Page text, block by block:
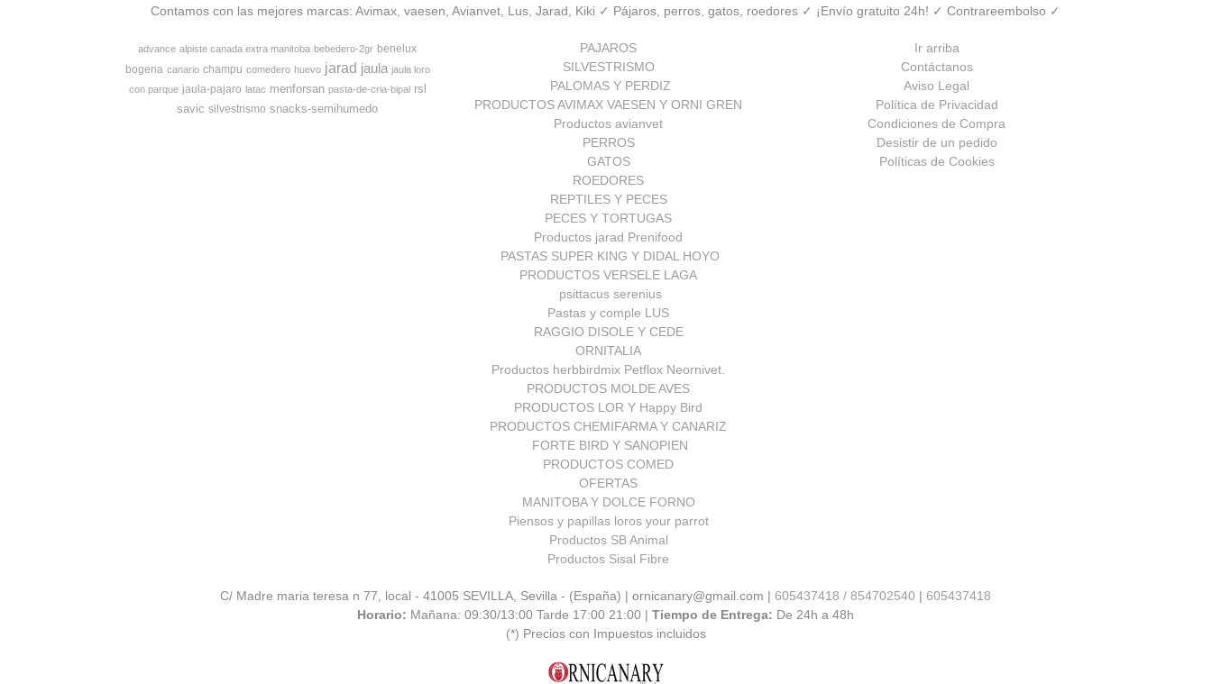
Contamos con las mejores marcas: Avimax, vaesen, Avianvet, Lus, Jarad, Kiki ✓ Pájaros, perros, gatos, roedores ✓ ¡Envío gratuito 24h! ✓ Contrareembolso ✓
advance alpiste canada extra manitoba bebedero-2gr benelux
bogena canario champu comedero huevo jarad jaula jaula loro
con parque jaula-pajaro latac menforsan pasta-de-cria-bipal rsl
savic silvestrismo snacks-semihumedo
PAJAROS
SILVESTRISMO
PALOMAS Y PERDIZ
PRODUCTOS AVIMAX VAESEN Y ORNI GREN
Productos avianvet
PERROS
GATOS
ROEDORES
REPTILES Y PECES
PECES Y TORTUGAS
Productos jarad Prenifood
PASTAS SUPER KING Y DIDAL HOYO
PRODUCTOS VERSELE LAGA
psittacus serenius
Pastas y comple LUS
RAGGIO DISOLE Y CEDE
ORNITALIA
Productos herbbirdmix Petflox Neornivet.
PRODUCTOS MOLDE AVES
PRODUCTOS LOR Y Happy Bird
PRODUCTOS CHEMIFARMA Y CANARIZ
FORTE BIRD Y SANOPIEN
PRODUCTOS COMED
OFERTAS
MANITOBA Y DOLCE FORNO
Piensos y papillas loros your parrot
Productos SB Animal
Productos Sisal Fibre
Ir arriba
Contáctanos
Aviso Legal
Política de Privacidad
Condiciones de Compra
Desistir de un pedido
Políticas de Cookies
C/ Madre maria teresa n 77, local - 41005 SEVILLA, Sevilla - (España) | ornicanary@gmail.com |605437418 / 854702540 |605437418
Horario: Mañana: 09:30/13:00 Tarde 17:00 21:00 |Tiempo de Entrega: De 24h a 48h
(*) Precios con Impuestos incluidos